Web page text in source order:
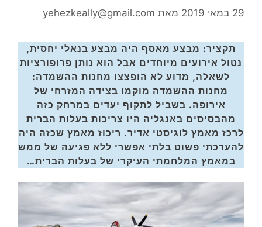
29 במאי 2019 מאת yehezkeally@gmail.com
תקציר: מבצע מאסף היה מבצע בנאלי יחסית,
נטול אירועים מיוחדים אבל הוא נותן פרופורציות
לשאלה, מדוע לא הופצצו מחנות ההשמדה:
מחנות ההשמדה מוקמו בצידה המזרחי של
אירופה. בשביל לתקוף יעדים במרחק כזה
מהבסיסים באנגליה היו צריכות בעלות הברית
לרכז מאמץ לוגיסטי אדיר. ריכוז מאמץ שכזה היה
להערכתי פשוט בלתי אפשרי ללא פגיעה של ממש
במאמץ המלחמתי העיקרי של בעלות הברית…